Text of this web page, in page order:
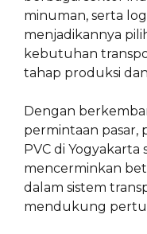
minuman, serta
menjadikannya
kebutuhan
tahap produksi
Dengan
permintaan
PVC di Yogyakarta
mencerminkan
dalam sistem
mendukung